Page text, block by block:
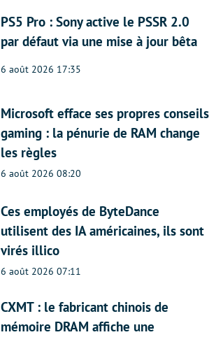
PS5 Pro : Sony active le PSSR 2.0
par défaut via une mise à jour bêta
6 août 2026 17:35
Microsoft efface ses propres conseils
gaming : la pénurie de RAM change
les règles
6 août 2026 08:20
Ces employés de ByteDance
utilisent des IA américaines, ils sont
virés illico
6 août 2026 07:11
CXMT : le fabricant chinois de
mémoire DRAM affiche une